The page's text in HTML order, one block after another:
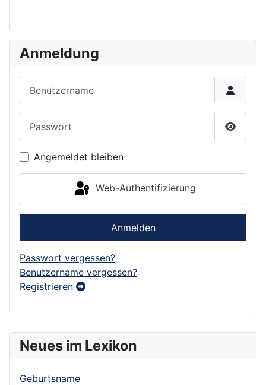
Neues im Lexikon
Geburtsname
Anmeldung
Angemeldet bleiben
Web-Authentifizierung
Anmelden
Passwort vergessen?
Benutzername vergessen?
Registrieren